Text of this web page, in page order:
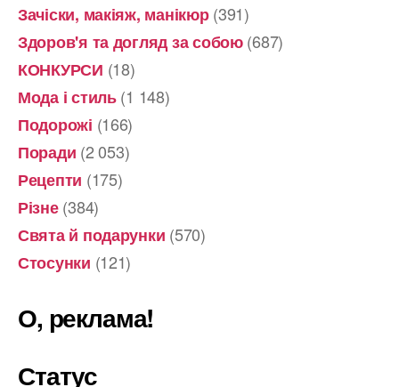
Зачіски, макіяж, манікюр(391)
Здоров'я та догляд за собою(687)
КОНКУРСИ (18)
Мода і стиль(1 148)
Подорожі (166)
Поради (2 053)
Рецепти (175)
Різне(384)
Свята й подарунки (570)
Стосунки (121)
О, реклама!
Статус